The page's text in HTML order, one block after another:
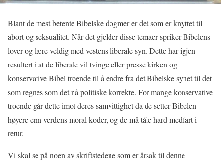
Blant de mest betente Bibelske dogmer er det som er knyttet til
abort og seksualitet. Når det gjelder disse temaer spriker Bibelens
lover og lære veldig med vestens liberale syn. Dette har igjen
resultert i at de liberale vil tvinge eller presse kirken og
konservative Bibel troende til å endre fra det Bibelske synet til det
som regnes som det nå politiske korrekte. For mange konservative
troende går dette imot deres samvittighet da de setter Bibelen
høyere enn verdens moral koder, og de må tåle hard medfart i
retur.
Vi skal se på noen av skriftstedene som er årsak til denne